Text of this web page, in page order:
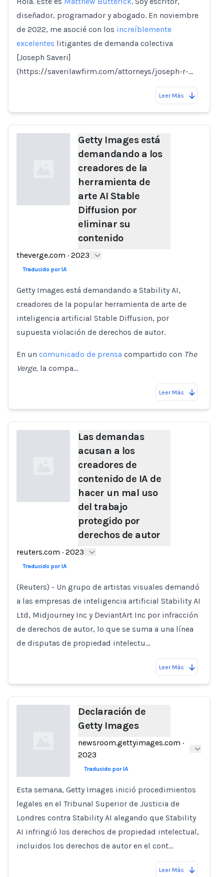
Loading...
diseñador, programador y abogado. En noviembre
de 2022, me asocié con los increíblemente
excelentes litigantes de demanda colectiva
[Joseph Saveri]
(https://saverilawfirm.com/attorneys/joseph-r-…
Leer Más
Getty Images está
demandando a los
creadores de la
herramienta de
arte AI Stable
Diffusion por
eliminar su
contenido
theverge.com · 2023
Traducido por IA
Getty Images está demandando a Stability AI,
creadores de la popular herramienta de arte de
inteligencia artificial Stable Diffusion, por
supuesta violación de derechos de autor.
En un comunicado de prensa compartido con The
Verge, la compa…
Leer Más
Las demandas
acusan a los
creadores de
contenido de IA de
hacer un mal uso
del trabajo
protegido por
derechos de autor
reuters.com · 2023
Traducido por IA
(Reuters) - Un grupo de artistas visuales demandó
a las empresas de inteligencia artificial Stability AI
Ltd, Midjourney Inc y DeviantArt Inc por infracción
de derechos de autor, lo que se suma a una línea
de disputas de propiedad intelectu…
Leer Más
Loading...
Declaración de
Getty Images
newsroom.gettyimages.com ·
2023
Traducido por IA
Esta semana, Getty Images inició procedimientos
legales en el Tribunal Superior de Justicia de
Londres contra Stability AI alegando que Stability
AI infringió los derechos de propiedad intelectual,
incluidos los derechos de autor en el cont…
Leer Más